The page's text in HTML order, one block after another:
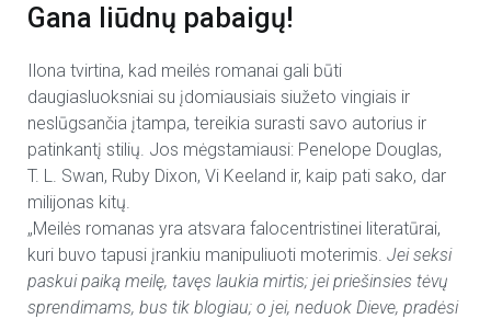
Gana liūdnų pabaigų!
Ilona tvirtina, kad meilės romanai gali būti
daugiasluoksniai su įdomiausiais siužeto vingiais ir
neslūgsančia įtampa, tereikia surasti savo autorius ir
patinkantį stilių. Jos mėgstamiausi: Penelope Douglas,
T. L. Swan, Ruby Dixon, Vi Keeland ir, kaip pati sako, dar
milijonas kitų.
„Meilės romanas yra atsvara falocentristinei literatūrai,
kuri buvo tapusi įrankiu manipuliuoti moterimis. Jei seksi
paskui paiką meilę, tavęs laukia mirtis; jei priešinsies tėvų
sprendimams, bus tik blogiau; o jei, neduok Dieve, pradėsi